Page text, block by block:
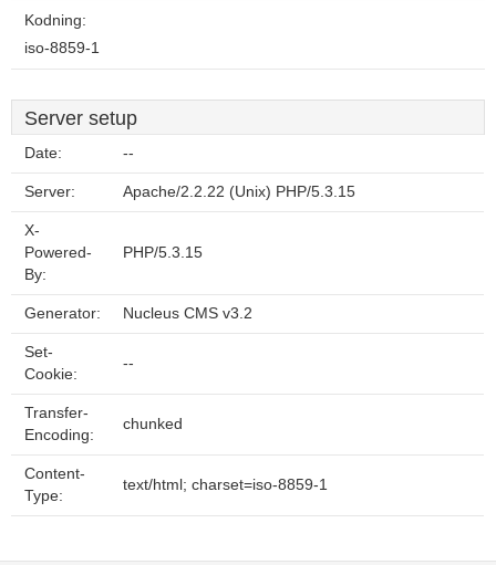
Kodning:
iso-8859-1
Server setup
Date: --
Server: Apache/2.2.22 (Unix) PHP/5.3.15
X-
Powered-
By:
PHP/5.3.15
Generator: Nucleus CMS v3.2
Set-
Cookie:
--
Transfer-
Encoding:
chunked
Content-
Type:
text/html; charset=iso-8859-1